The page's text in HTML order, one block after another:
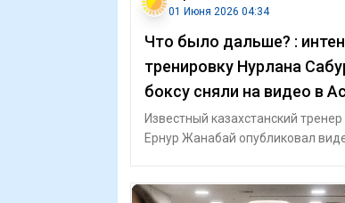
01 Июня 2026 04:34
Что было дальше? :
тренировку Нурлана
боксу сняли на видео в
Известный казахстанский тренер
Ернур Жанабай опубликовал